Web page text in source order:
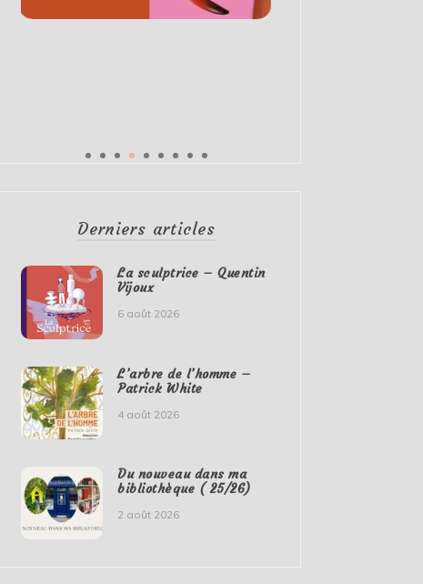
Derniers articles
La sculptrice – Quentin
Vijoux
6 août 2026
L’arbre de l’homme –
Patrick White
4 août 2026
Du nouveau dans ma
bibliothèque ( 25/26)
2 août 2026